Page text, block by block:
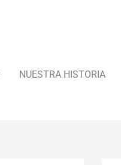
NUESTRA HISTORIA